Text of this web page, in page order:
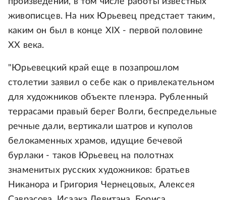
живописцев. На них Юрьевец предстает таким,
каким он был в конце XIX - первой половине
ХХ века.
"Юрьевецкий край еще в позапрошлом
столетии заявил о себе как о привлекательном
для художников объекте пленэра. Рубленный
террасами правый берег Волги, беспредельные
речные дали, вертикали шатров и куполов
белокаменных храмов, идущие бечевой
бурлаки - таков Юрьевец на полотнах
знаменитых русских художников: братьев
Никанора и Григория Чернецовых, Алексея